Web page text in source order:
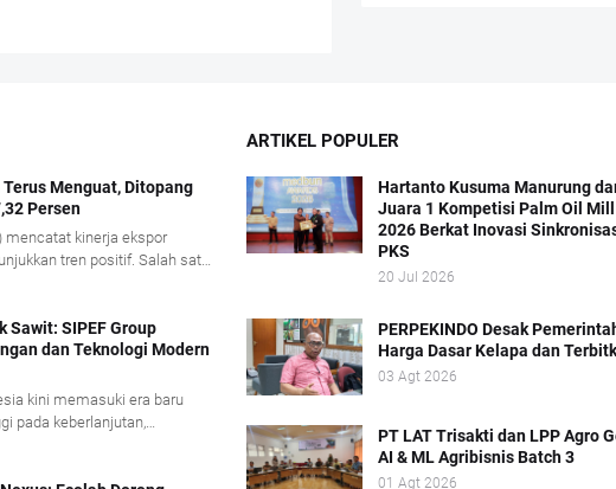
Menguat, Ditopang
Persen
mencatat kinerja ekspor
tren positif. Salah satu
dari komoditas minyak
ekspor cukup
Januari- Juni 2026
tumbuh 7,32
yang sama tahun lalu,
di pasar global.
Sawit: SIPEF Group
dan Teknologi Modern
kini memasuki era baru
pada keberlanjutan,
teknologi modern. Dalam
ARTIKEL POPULER
Hartanto Kusuma Manurung
Juara 1 Kompetisi Palm Oil
2026 Berkat Inovasi
PKS
20 Jul 2026
PERPEKINDO Desak
Harga Dasar Kelapa dan
03 Agt 2026
PT LAT Trisakti dan LPP Agro
AI & ML Agribisnis Batch 3
01 Agt 2026